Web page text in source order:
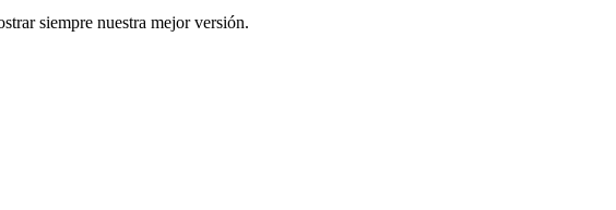
siempre nuestra mejor versión.